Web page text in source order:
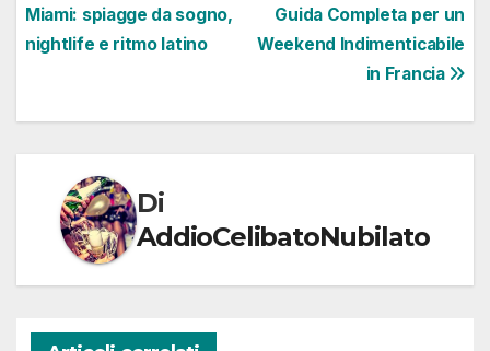
articoli
Guida Completa per un
Weekend Indimenticabile
in Francia
Miami: spiagge da sogno,
nightlife e ritmo latino
Di
AddioCelibatoNubilato